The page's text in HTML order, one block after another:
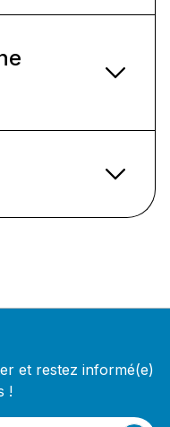
et restez informé(e)
!